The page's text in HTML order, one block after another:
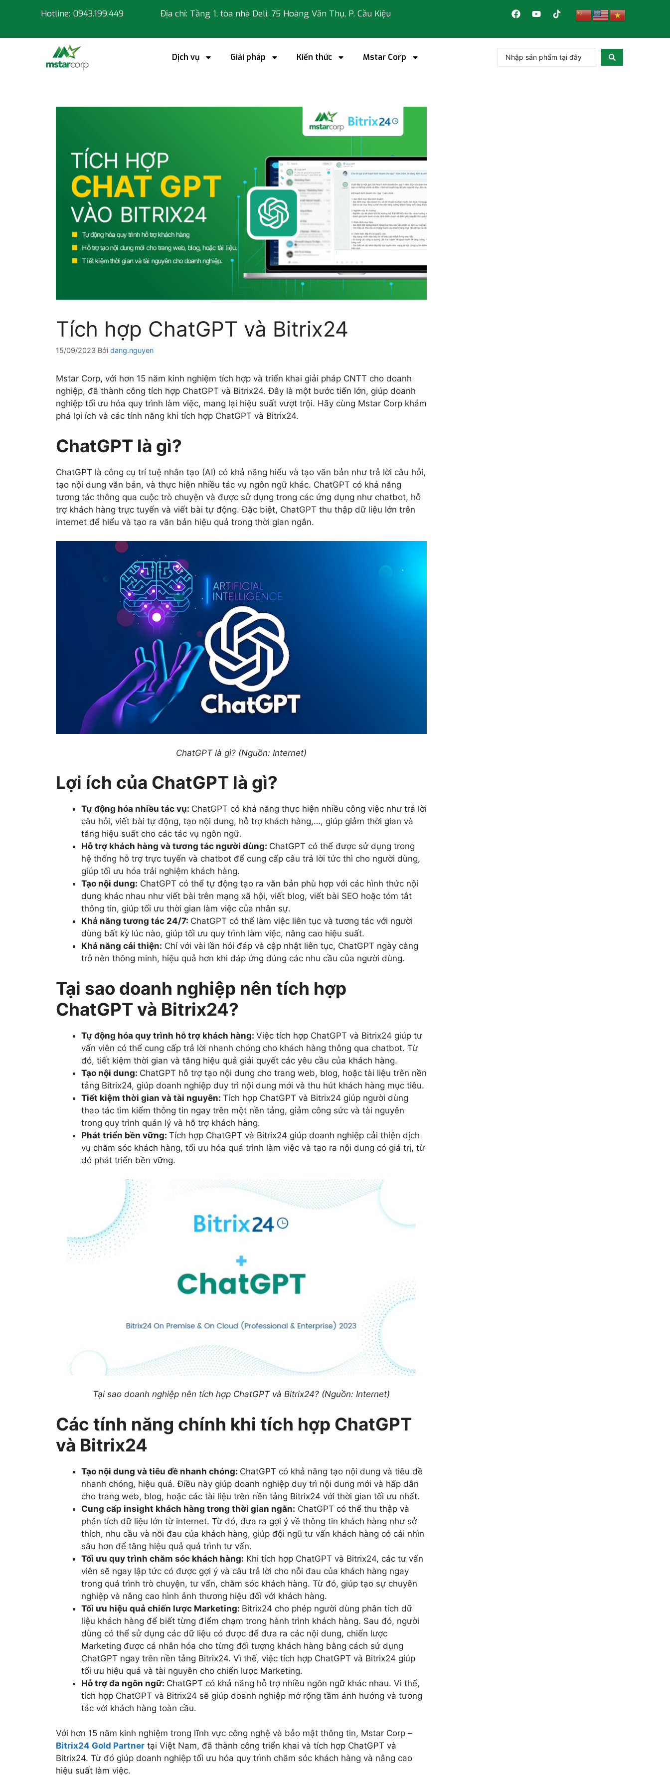
Hotline: 0943.199.449 Địa chỉ: Tầng 1, tòa nhà Deli, 75 Hoàng Văn Thụ, P. Cầu Kiệu
Dịch vụ Giải pháp Kiến thức Mstar Corp
Tích hợp ChatGPT và Bitrix24
15/09/2023 Bởi dang.nguyen
Mstar Corp, với hơn 15 năm kinh nghiệm tích hợp và triển khai giải pháp CNTT cho doanh
nghiệp, đã thành công tích hợp ChatGPT và Bitrix24. Đây là một bước tiến lớn, giúp doanh
nghiệp tối ưu hóa quy trình làm việc, mang lại hiệu suất vượt trội. Hãy cùng Mstar Corp khám
phá lợi ích và các tính năng khi tích hợp ChatGPT và Bitrix24.
ChatGPT là gì?
ChatGPT là công cụ trí tuệ nhân tạo (AI) có khả năng hiểu và tạo văn bản như trả lời câu hỏi,
tạo nội dung văn bản, và thực hiện nhiều tác vụ ngôn ngữ khác. ChatGPT có khả năng
tương tác thông qua cuộc trò chuyện và được sử dụng trong các ứng dụng như chatbot, hỗ
trợ khách hàng trực tuyến và viết bài tự động. Đặc biệt, ChatGPT thu thập dữ liệu lớn trên
internet để hiểu và tạo ra văn bản hiệu quả trong thời gian ngắn.
ChatGPT là gì? (Nguồn: Internet)
Lợi ích của ChatGPT là gì?
Tự động hóa nhiều tác vụ: ChatGPT có khả năng thực hiện nhiều công việc như trả lời
câu hỏi, viết bài tự động, tạo nội dung, hỗ trợ khách hàng,…, giúp giảm thời gian và
tăng hiệu suất cho các tác vụ ngôn ngữ.
Hỗ trợ khách hàng và tương tác người dùng: ChatGPT có thể được sử dụng trong
hệ thống hỗ trợ trực tuyến và chatbot để cung cấp câu trả lời tức thì cho người dùng,
giúp tối ưu hóa trải nghiệm khách hàng.
Tạo nội dung: ChatGPT có thể tự động tạo ra văn bản phù hợp với các hình thức nội
dung khác nhau như viết bài trên mạng xã hội, viết blog, viết bài SEO hoặc tóm tắt
thông tin, giúp tối ưu thời gian làm việc của nhân sự.
Khả năng tương tác 24/7: ChatGPT có thể làm việc liên tục và tương tác với người
dùng bất kỳ lúc nào, giúp tối ưu quy trình làm việc, nâng cao hiệu suất.
Khả năng cải thiện: Chỉ với vài lần hỏi đáp và cập nhật liên tục, ChatGPT ngày càng
trở nên thông minh, hiệu quả hơn khi đáp ứng đúng các nhu cầu của người dùng.
Tại sao doanh nghiệp nên tích hợp
ChatGPT và Bitrix24?
Tự động hóa quy trình hỗ trợ khách hàng: Việc tích hợp ChatGPT và Bitrix24 giúp tư
vấn viên có thể cung cấp trả lời nhanh chóng cho khách hàng thông qua chatbot. Từ
đó, tiết kiệm thời gian và tăng hiệu quả giải quyết các yêu cầu của khách hàng.
Tạo nội dung: ChatGPT hỗ trợ tạo nội dung cho trang web, blog, hoặc tài liệu trên nền
tảng Bitrix24, giúp doanh nghiệp duy trì nội dung mới và thu hút khách hàng mục tiêu.
Tiết kiệm thời gian và tài nguyên: Tích hợp ChatGPT và Bitrix24 giúp người dùng
thao tác tìm kiếm thông tin ngay trên một nền tảng, giảm công sức và tài nguyên
trong quy trình quản lý và hỗ trợ khách hàng.
Phát triển bền vững: Tích hợp ChatGPT và Bitrix24 giúp doanh nghiệp cải thiện dịch
vụ chăm sóc khách hàng, tối ưu hóa quá trình làm việc và tạo ra nội dung có giá trị, từ
đó phát triển bền vững.
Tại sao doanh nghiệp nên tích hợp ChatGPT và Bitrix24? (Nguồn: Internet)
Các tính năng chính khi tích hợp ChatGPT
và Bitrix24
Tạo nội dung và tiêu đề nhanh chóng: ChatGPT có khả năng tạo nội dung và tiêu đề
nhanh chóng, hiệu quả. Điều này giúp doanh nghiệp duy trì nội dung mới và hấp dẫn
cho trang web, blog, hoặc các tài liệu trên nền tảng Bitrix24 với thời gian tối ưu nhất.
Cung cấp insight khách hàng trong thời gian ngắn: ChatGPT có thể thu thập và
phân tích dữ liệu lớn từ internet. Từ đó, đưa ra gợi ý về thông tin khách hàng như sở
thích, nhu cầu và nỗi đau của khách hàng, giúp đội ngũ tư vấn khách hàng có cái nhìn
sâu hơn để tăng hiệu quả quá trình tư vấn.
Tối ưu quy trình chăm sóc khách hàng: Khi tích hợp ChatGPT và Bitrix24, các tư vấn
viên sẽ ngay lập tức có được gợi ý và câu trả lời cho nỗi đau của khách hàng ngay
trong quá trình trò chuyện, tư vấn, chăm sóc khách hàng. Từ đó, giúp tạo sự chuyên
nghiệp và nâng cao hình ảnh thương hiệu đối với khách hàng.
Tối ưu hiệu quả chiến lược Marketing: Bitrix24 cho phép người dùng phân tích dữ
liệu khách hàng để biết từng điểm chạm trong hành trình khách hàng. Sau đó, người
dùng có thể sử dụng các dữ liệu có được để đưa ra các nội dung, chiến lược
Marketing được cá nhân hóa cho từng đối tượng khách hàng bằng cách sử dụng
ChatGPT ngay trên nền tảng Bitrix24. Vì thế, việc tích hợp ChatGPT và Bitrix24 giúp
tối ưu hiệu quả và tài nguyên cho chiến lược Marketing.
Hỗ trợ đa ngôn ngữ: ChatGPT có khả năng hỗ trợ nhiều ngôn ngữ khác nhau. Vì thế,
tích hợp ChatGPT và Bitrix24 sẽ giúp doanh nghiệp mở rộng tầm ảnh hưởng và tương
tác với khách hàng toàn cầu.
Với hơn 15 năm kinh nghiệm trong lĩnh vực công nghệ và bảo mật thông tin, Mstar Corp –
Bitrix24 Gold Partner tại Việt Nam, đã thành công triển khai và tích hợp ChatGPT và
Bitrix24. Từ đó giúp doanh nghiệp tối ưu hóa quy trình chăm sóc khách hàng và nâng cao
hiệu suất làm việc.